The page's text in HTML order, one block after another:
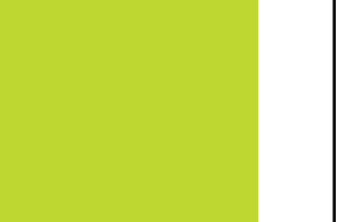
7125 E (integreret)
bedømt til 5 ud af 5 stjerner.